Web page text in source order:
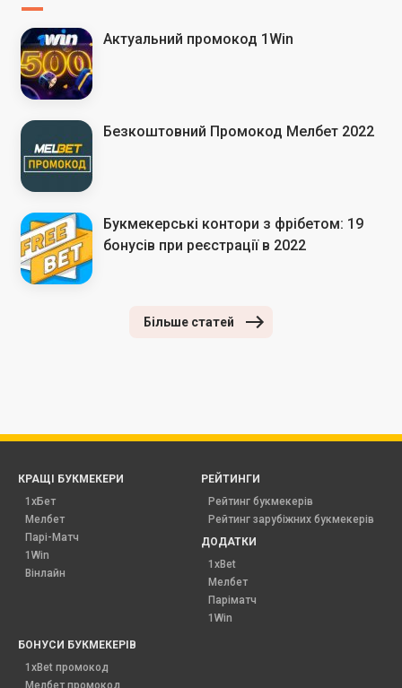
Актуальний промокод 1Win
Безкоштовний Промокод Мелбет 2022
Букмекерські контори з фрібетом: 19
бонусів при реєстрації в 2022
Більше статей
КРАЩІ БУКМЕКЕРИ
1хБет
Мелбет
Парі-Матч
1Win
Вінлайн
РЕЙТИНГИ
Рейтинг букмекерів
Рейтинг зарубіжних букмекерів
ДОДАТКИ
1xBet
Мелбет
Паріматч
1Win
БОНУСИ БУКМЕКЕРІВ
1xBet промокод
Мелбет промокод